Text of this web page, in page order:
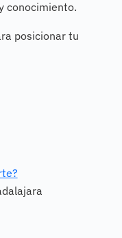
conocimiento.
posicionar tu